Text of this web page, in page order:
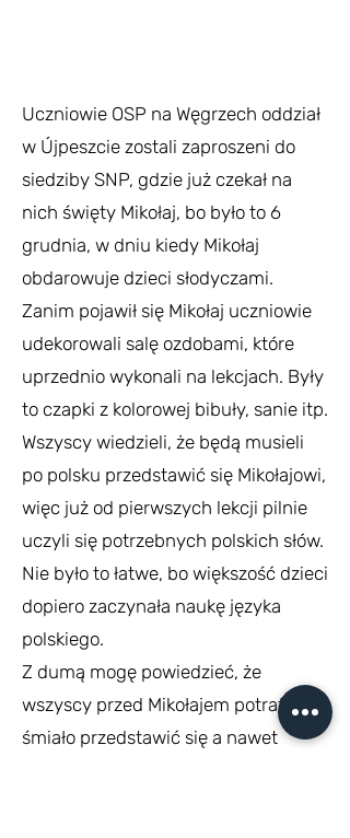
Uczniowie OSP na Węgrzech oddział
w Újpeszcie zostali zaproszeni do
siedziby SNP, gdzie już czekał na
nich święty Mikołaj, bo było to 6
grudnia, w dniu kiedy Mikołaj
obdarowuje dzieci słodyczami.
Zanim pojawił się Mikołaj uczniowie
udekorowali salę ozdobami, które
uprzednio wykonali na lekcjach. Były
to czapki z kolorowej bibuły, sanie itp.
Wszyscy wiedzieli, że będą musieli
po polsku przedstawić się Mikołajowi,
więc już od pierwszych lekcji pilnie
uczyli się potrzebnych polskich słów.
Nie było to łatwe, bo większość dzieci
dopiero zaczynała naukę języka
polskiego.
Z dumą mogę powiedzieć, że
wszyscy przed Mikołajem potrafili
śmiało przedstawić się a nawet